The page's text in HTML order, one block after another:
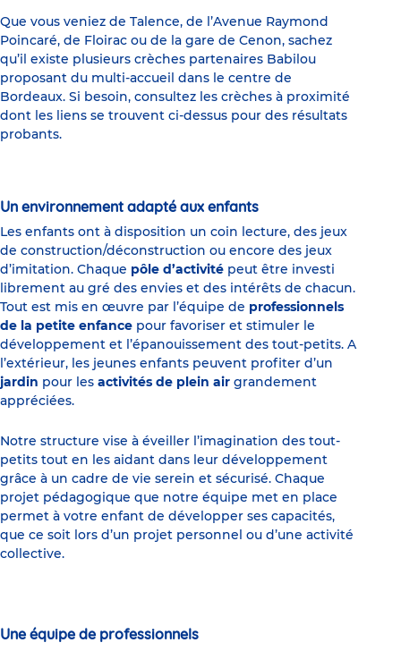
Que vous veniez de Talence, de l’Avenue Raymond
Poincaré, de Floirac ou de la gare de Cenon, sachez
qu’il existe plusieurs crèches partenaires Babilou
proposant du multi-accueil dans le centre de
Bordeaux. Si besoin, consultez les crèches à proximité
dont les liens se trouvent ci-dessus pour des résultats
probants.
Un environnement adapté aux enfants
Les enfants ont à disposition un coin lecture, des jeux
de construction/déconstruction ou encore des jeux
d’imitation. Chaque pôle d’activité peut être investi
librement au gré des envies et des intérêts de chacun.
Tout est mis en œuvre par l’équipe de professionnels
de la petite enfance pour favoriser et stimuler le
développement et l’épanouissement des tout-petits. A
l’extérieur, les jeunes enfants peuvent profiter d’un
jardin pour les activités de plein air grandement
appréciées.
Notre structure vise à éveiller l’imagination des tout-
petits tout en les aidant dans leur développement
grâce à un cadre de vie serein et sécurisé. Chaque
projet pédagogique que notre équipe met en place
permet à votre enfant de développer ses capacités,
que ce soit lors d’un projet personnel ou d’une activité
collective.
Une équipe de professionnels